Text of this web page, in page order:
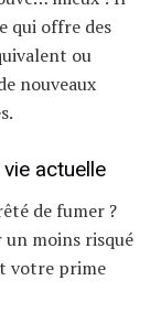
qui offre des
ou
nouveaux
actuelle
de fumer ?
un moins risqué
votre prime